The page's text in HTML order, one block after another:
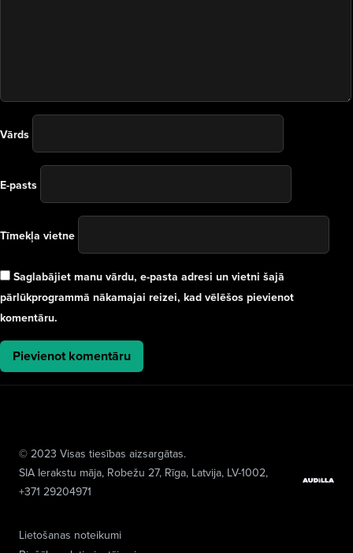
Vārds
E-pasts
Tīmekļa vietne
Saglabājiet manu vārdu, e-pasta adresi un vietni šajā
pārlūkprogrammā nākamajai reizei, kad vēlēšos pievienot
komentāru.
Lietošanas noteikumi
© 2023 Visas tiesības aizsargātas.
SIA Ierakstu māja, Robežu 27, Rīga, Latvija, LV-1002,
+371 29204971